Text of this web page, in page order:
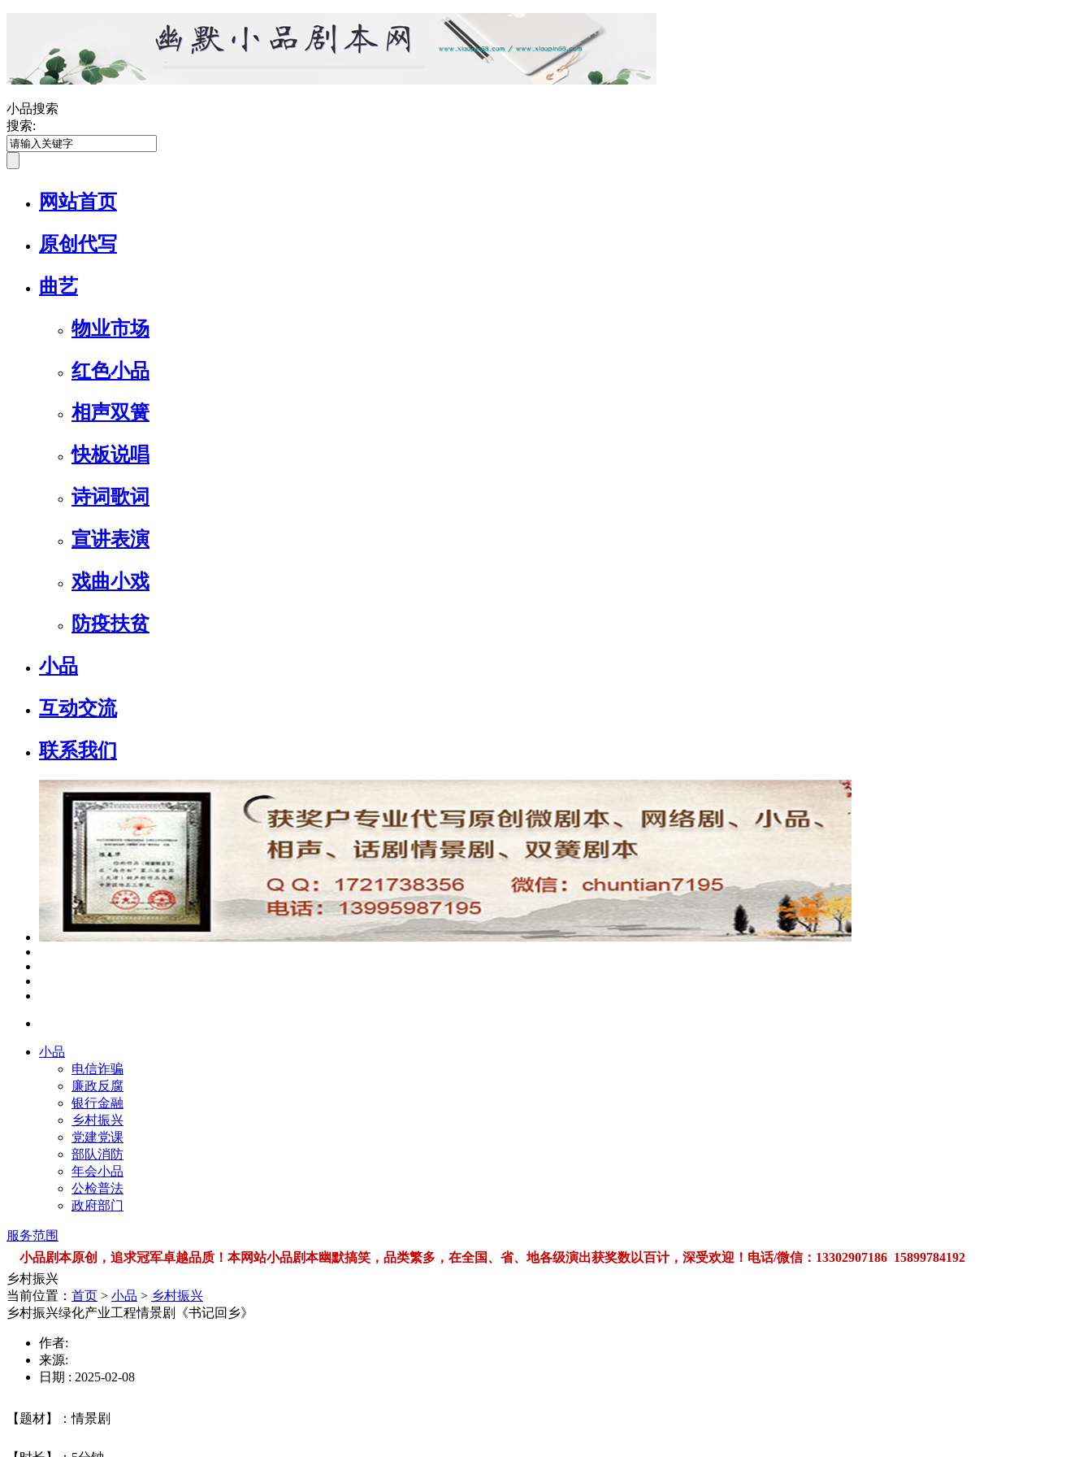
小品搜索
搜索:
网站首页
原创代写
曲艺
物业市场
红色小品
相声双簧
快板说唱
诗词歌词
宣讲表演
戏曲小戏
防疫扶贫
小品
互动交流
联系我们
小品
电信诈骗
廉政反腐
银行金融
乡村振兴
党建党课
部队消防
年会小品
公检普法
政府部门
服务范围
小品剧本原创，追求冠军卓越品质！本网站小品剧本幽默搞笑，品类繁多，在全国、省、地各级演出获奖数以百计，深受欢迎！电话/微信：13302907186 15899784192
乡村振兴
当前位置： 首页 > 小品 > 乡村振兴
乡村振兴绿化产业工程情景剧《书记回乡》
作者:
来源:
日期 : 2025-02-08
【题材】：情景剧